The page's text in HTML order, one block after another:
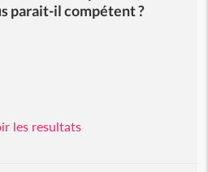
parait-il compétent ?
les resultats